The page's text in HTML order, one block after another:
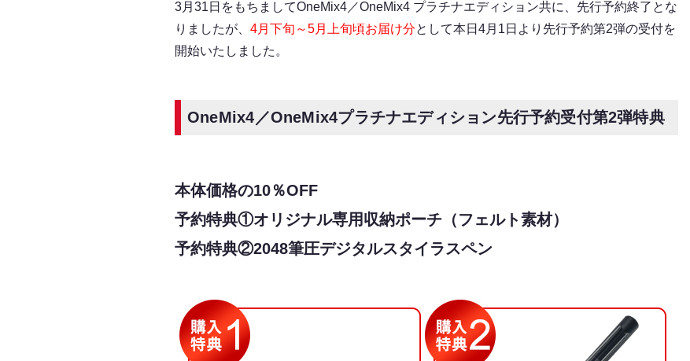
3月31日をもちましてOneMix4／OneMix4 プラチナエディション共に、先行予約終了とな
りましたが、 4月下旬～5月上旬頃お届け分として本日4月1日より先行予約第2弾の受付を
開始いたしました。
OneMix4／OneMix4プラチナエディション先行予約受付第2弾特典
本体価格の10％OFF
予約特典①オリジナル専用収納ポーチ（フェルト素材）
予約特典②2048筆圧デジタルスタイラスペン